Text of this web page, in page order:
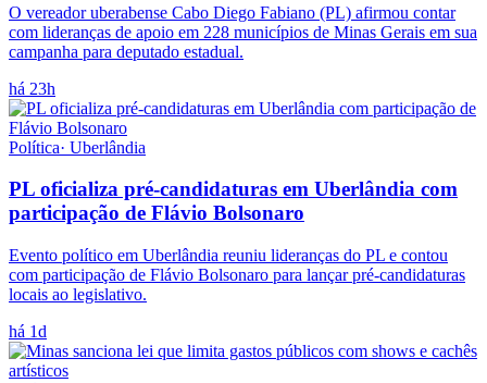
O vereador uberabense Cabo Diego Fabiano (PL) afirmou contar
com lideranças de apoio em 228 municípios de Minas Gerais em sua
campanha para deputado estadual.
há 23h
Política· Uberlândia
PL oficializa pré-candidaturas em Uberlândia com
participação de Flávio Bolsonaro
Evento político em Uberlândia reuniu lideranças do PL e contou
com participação de Flávio Bolsonaro para lançar pré-candidaturas
locais ao legislativo.
há 1d